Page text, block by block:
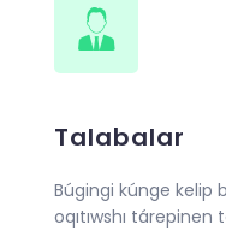
Talabalar
Búgingi kúnge kelip
oqıtıwshı